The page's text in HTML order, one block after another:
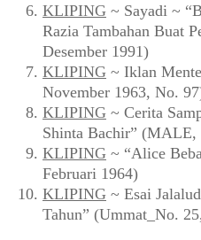
KLIPING ~ Sayadi ~
Razia Tambahan Buat
Desember 1991)
KLIPING ~ Iklan
November 1963, No.
KLIPING ~ Cerita
Shinta Bachir” (MALE,
KLIPING ~ “Alice
Februari 1964)
KLIPING ~ Esai
Tahun” (Ummat_No.